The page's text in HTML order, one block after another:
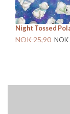
Night Tossed
NOK 25,90 NOK